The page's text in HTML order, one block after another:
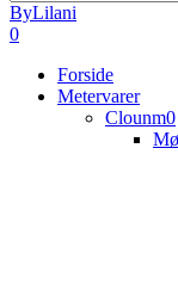
Close
Search
ByLilani
search
account
0
Forside
Metervarer
Clounm0